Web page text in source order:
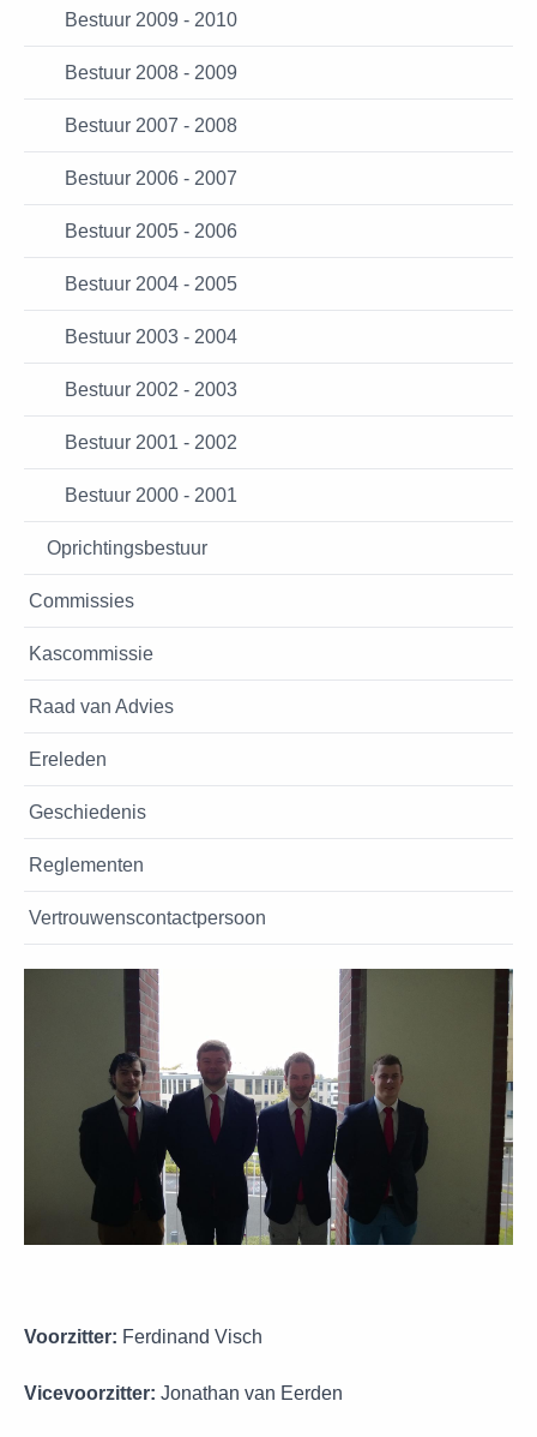
Bestuur 2009 - 2010
Bestuur 2008 - 2009
Bestuur 2007 - 2008
Bestuur 2006 - 2007
Bestuur 2005 - 2006
Bestuur 2004 - 2005
Bestuur 2003 - 2004
Bestuur 2002 - 2003
Bestuur 2001 - 2002
Bestuur 2000 - 2001
Oprichtingsbestuur
Commissies
Kascommissie
Raad van Advies
Ereleden
Geschiedenis
Reglementen
Vertrouwenscontactpersoon
Voorzitter: Ferdinand Visch
Vicevoorzitter: Jonathan van Eerden